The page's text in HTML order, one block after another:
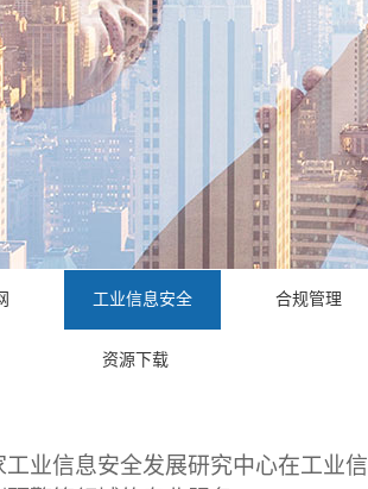
活动公告
数据统计分析
项目申报信息
工业信息安全 合规管理
资源下载
工业信息安全发展研究中心在工业